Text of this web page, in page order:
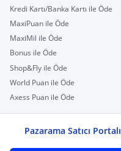
Kredi Kartı/Banka Kartı ile Öde
MaxiPuan ile Öde
MaxiMil ile Öde
Bonus ile Öde
Shop&Fly ile Öde
World Puan ile Öde
Axess Puan ile Öde
Pazarama Satıcı Portalı